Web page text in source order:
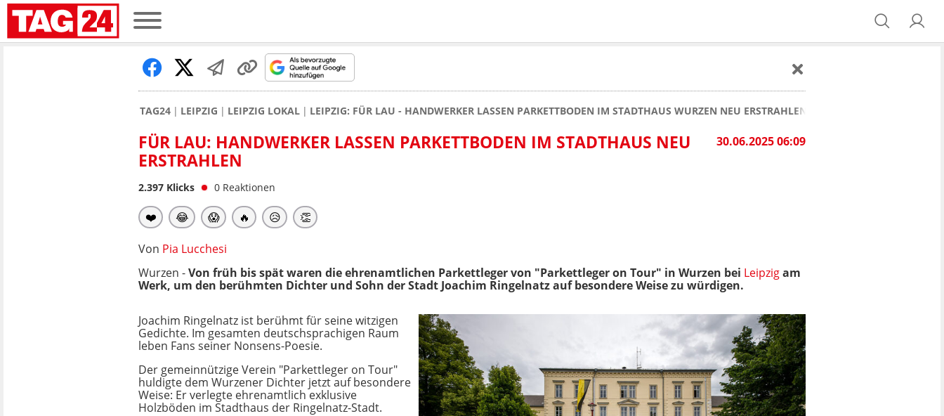
TAG24 LEIPZIG LEIPZIG LOKAL LEIPZIG: FÜR LAU - HANDWERKER LASSEN PARKETTBODEN IM STADTHAUS WURZEN NEU ERSTRAHLEN
30.06.2025 06:09
FÜR LAU: HANDWERKER LASSEN PARKETTBODEN IM STADTHAUS NEU
ERSTRAHLEN
2.397 Klicks 0 Reaktionen
❤️ 😂 😱 🔥 😥 👏
Von Pia Lucchesi
Wurzen -Von früh bis spät waren die ehrenamtlichen Parkettleger von "Parkettleger on Tour" in Wurzen bei Leipzigam
Werk, um den berühmten Dichter und Sohn der Stadt Joachim Ringelnatz auf besondere Weise zu würdigen.
Joachim Ringelnatz ist berühmt für seine witzigen
Gedichte. Im gesamten deutschsprachigen Raum
leben Fans seiner Nonsens-Poesie.
Der gemeinnützige Verein "Parkettleger on Tour"
huldigte dem Wurzener Dichter jetzt auf besondere
Weise: Er verlegte ehrenamtlich exklusive
Holzböden im Stadthaus der Ringelnatz-Stadt.